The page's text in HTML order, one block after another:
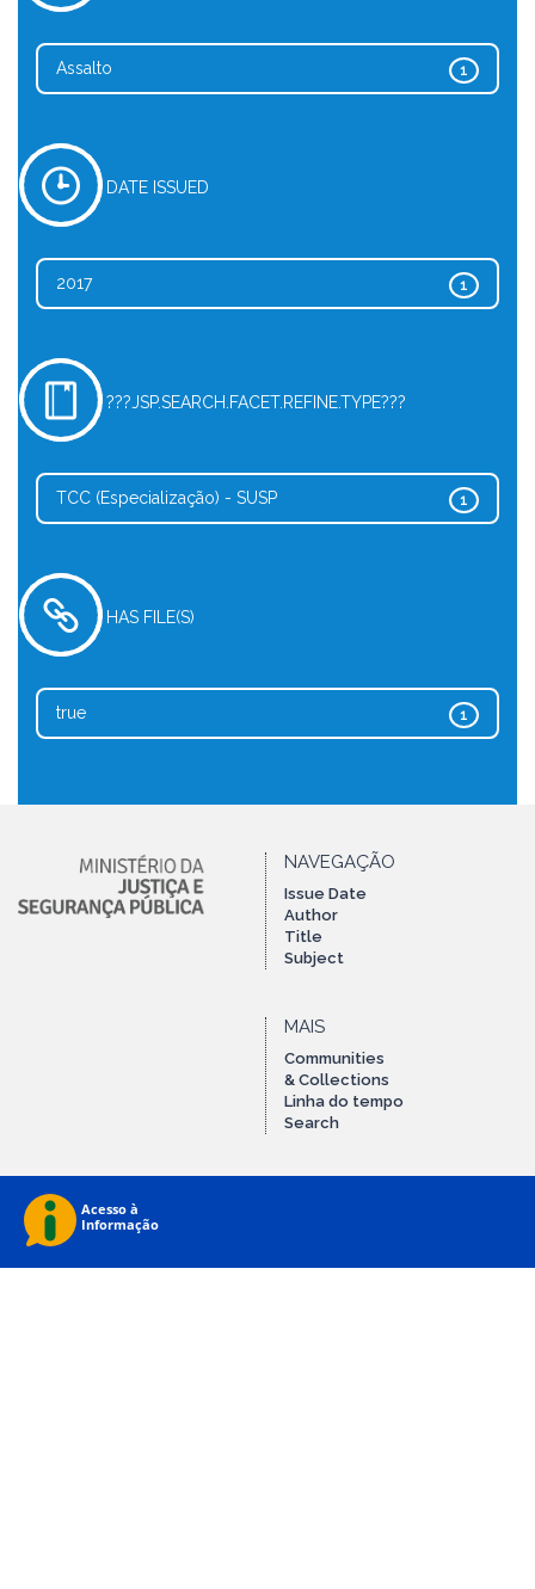
1
Assalto
DATE ISSUED
1
2017
???JSP.SEARCH.FACET.REFINE.TYPE???
1
TCC (Especialização) - SUSP
HAS FILE(S)
1
true
NAVEGAÇÃO
Issue Date
Author
Title
Subject
MAIS
Communities
& Collections
Linha do tempo
Search